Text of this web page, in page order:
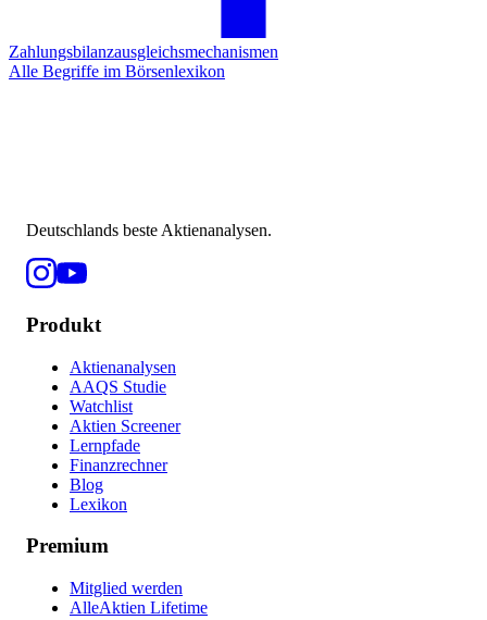
Zahlungsbilanzausgleichsmechanismen
Alle Begriffe im Börsenlexikon
Deutschlands beste Aktienanalysen.
Produkt
Aktienanalysen
AAQS Studie
Watchlist
Aktien Screener
Lernpfade
Finanzrechner
Blog
Lexikon
Premium
Mitglied werden
AlleAktien Lifetime